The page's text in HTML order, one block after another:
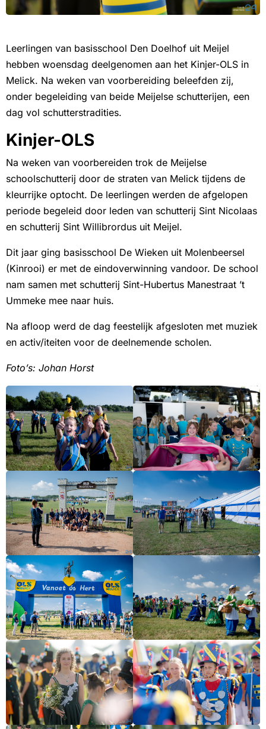
Leerlingen van basisschool Den Doelhof uit Meijel
hebben woensdag deelgenomen aan het Kinjer-OLS in
Melick. Na weken van voorbereiding beleefden zij,
onder begeleiding van beide Meijelse schutterijen, een
dag vol schutterstradities.
Kinjer-OLS
Na weken van voorbereiden trok de Meijelse
schoolschutterij door de straten van Melick tijdens de
kleurrijke optocht. De leerlingen werden de afgelopen
periode begeleid door leden van schutterij Sint Nicolaas
en schutterij Sint Willibrordus uit Meijel.
Dit jaar ging basisschool De Wieken uit Molenbeersel
(Kinrooi) er met de eindoverwinning vandoor. De school
nam samen met schutterij Sint-Hubertus Manestraat ’t
Ummeke mee naar huis.
Na afloop werd de dag feestelijk afgesloten met muziek
en activ/iteiten voor de deelnemende scholen.
Foto’s: Johan Horst